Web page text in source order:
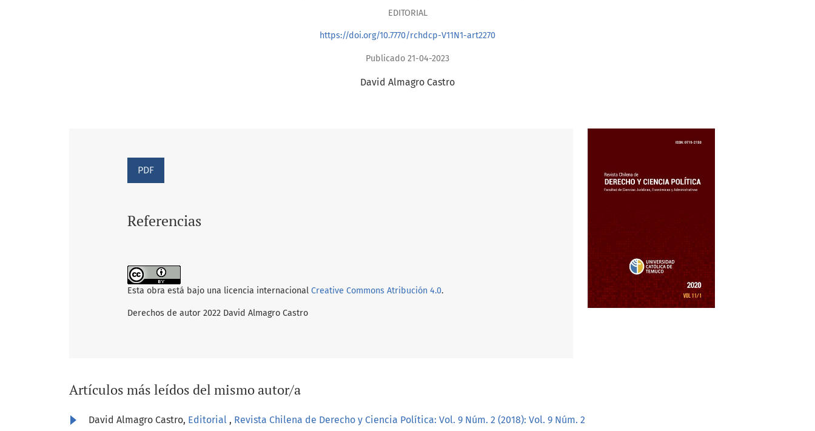
EDITORIAL
https://doi.org/10.7770/rchdcp-V11N1-art2270
Publicado 21-04-2023
David Almagro Castro
PDF
Referencias
Esta obra está bajo una licencia internacional Creative Commons Atribución 4.0.
Derechos de autor 2022 David Almagro Castro
Artículos más leídos del mismo autor/a
David Almagro Castro, Editorial , Revista Chilena de Derecho y Ciencia Política: Vol. 9 Núm. 2 (2018): Vol. 9 Núm. 2